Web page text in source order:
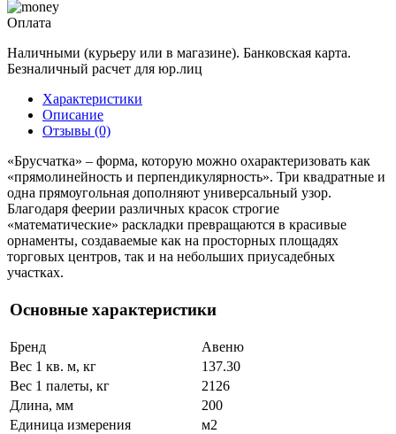
Оплата
Наличными (курьеру или в магазине). Банковская карта.
Безналичный расчет для юр.лиц
Характеристики
Описание
Отзывы (0)
«Брусчатка» – форма, которую можно охарактеризовать как
«прямолинейность и перпендикулярность». Три квадратные и
одна прямоугольная дополняют универсальный узор.
Благодаря феерии различных красок строгие
«математические» раскладки превращаются в красивые
орнаменты, создаваемые как на просторных площадях
торговых центров, так и на небольших приусадебных
участках.
Основные характеристики
Бренд
Авеню
Вес 1 кв. м, кг
137.30
Вес 1 палеты, кг
2126
Длина, мм
200
Единица измерения
м2